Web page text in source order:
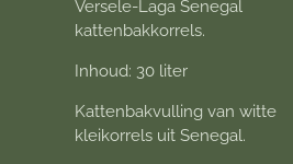
Versele-Laga Senegal
kattenbakkorrels.
Inhoud: 30 liter
Kattenbakvulling van witte
kleikorrels uit Senegal.